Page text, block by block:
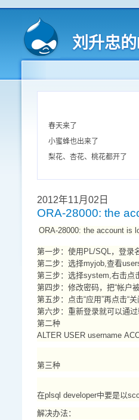
刘升忠
春天来了
小蜜蜂也出来了
梨花、杏花、桃花都开了
2012年11月02日
ORA-28000: the
ORA-28000: the account is
第一步：使用PL/SQL，登录
第二步：选择myjob,查看
第三步：选择system,右击点击
第四步：修改密码，把“帐户
第五步：点击“应用”再点击“关
第六步：重新登录就可以通过
第二种
ALTER USER username
第三种
在plsql developer中要是以
解决办法：